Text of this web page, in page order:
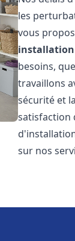
les
vous
installation
besoins,
travaillons
sécurité et
satisfaction
sur nos